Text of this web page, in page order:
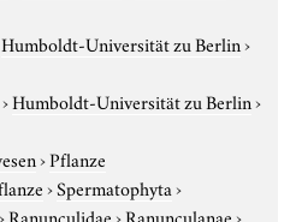
Humboldt-Universität zu Berlin›
Humboldt-Universität zu Berlin›
›Pflanze
›Spermatophyta›
›Ranunculidae›Ranunculanae›